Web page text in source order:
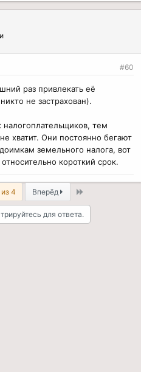
#60
раз привлекать её
не застрахован).
тем
хватит. Они постоянно бегают
земельного налога, вот
короткий срок.
4 Вперёд Last
для ответа.